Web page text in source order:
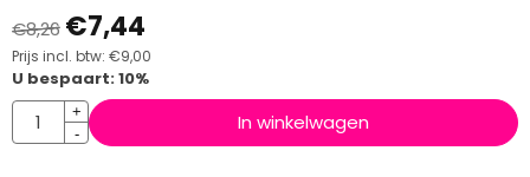
€8,26 €7,44
Prijs incl. btw: €9,00
U bespaart:10%
Aantal
+
-
In winkelwagen